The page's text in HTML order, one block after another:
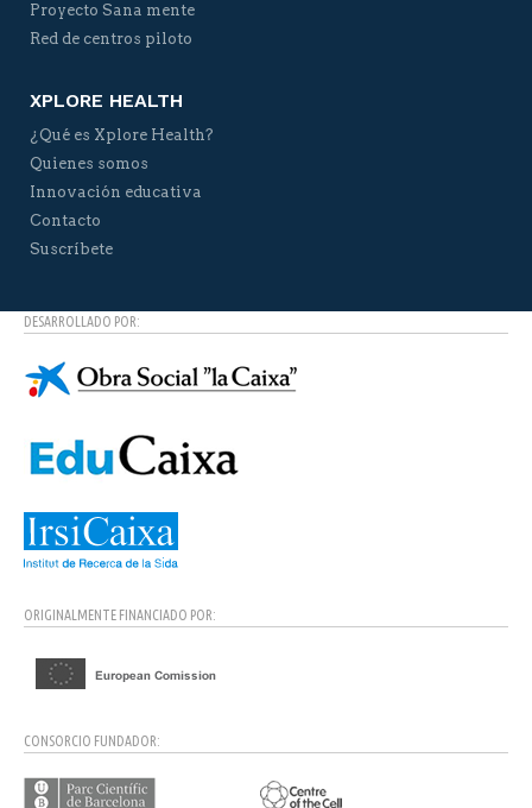
Proyecto Sana mente
Red de centros piloto
XPLORE HEALTH
¿Qué es Xplore Health?
Quienes somos
Innovación educativa
Contacto
Suscríbete
DESARROLLADO POR:
ORIGINALMENTE FINANCIADO POR:
CONSORCIO FUNDADOR: